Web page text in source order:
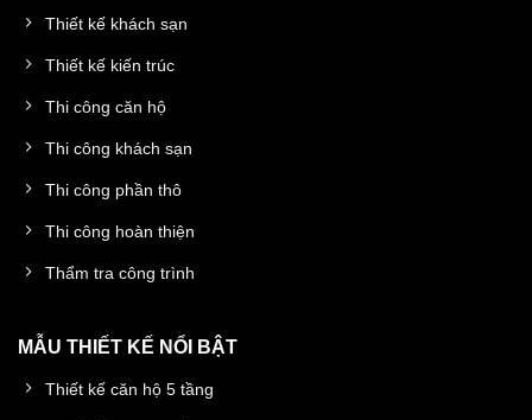
Thiết kế khách sạn
Thiết kế kiến trúc
Thi công căn hộ
Thi công khách sạn
Thi công phần thô
Thi công hoàn thiện
Thẩm tra công trình
MẪU THIẾT KẾ NỔI BẬT
Thiết kế căn hộ 5 tầng